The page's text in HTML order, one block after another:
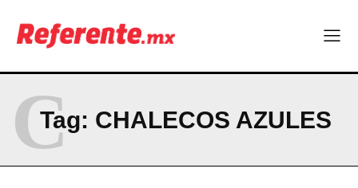
Company
ABOUT
CONTACT
PRIVACY POLICY
Tag: CHALECOS AZULES
C